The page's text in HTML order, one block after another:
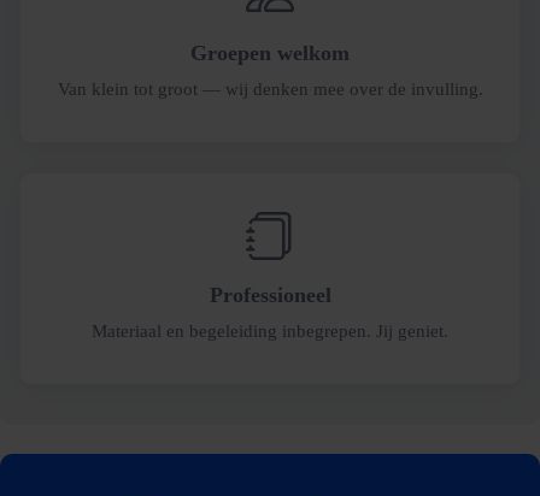
Groepen welkom
Van klein tot groot — wij denken mee over de invulling.
Professioneel
Materiaal en begeleiding inbegrepen. Jij geniet.